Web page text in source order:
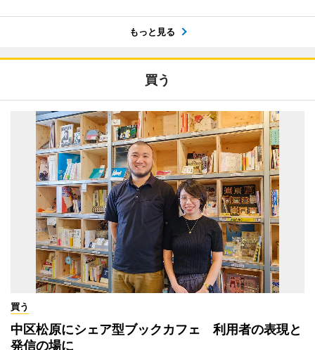
もっと見る
買う
買う
中区松原にシェア型ブックカフェ 利用者の表現と
発信の場に